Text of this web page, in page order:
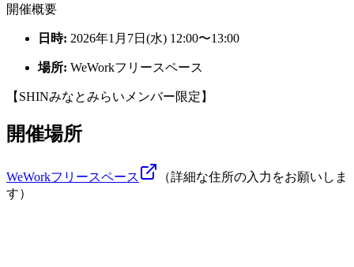
開催概要
日時: 2026年1月7日(水) 12:00〜13:00
場所: WeWorkフリースペース
【SHINみなとみらいメンバー限定】
開催場所
WeWorkフリースペース
（詳細な住所の入力をお願いしま
す）